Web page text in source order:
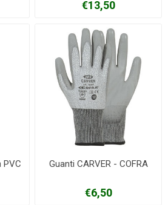
€13,50
PVC Guanti CARVER - COFRA
€6,50